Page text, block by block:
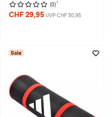
(0) 1
CHF 29,95 UVP CHF 30,95
Sale